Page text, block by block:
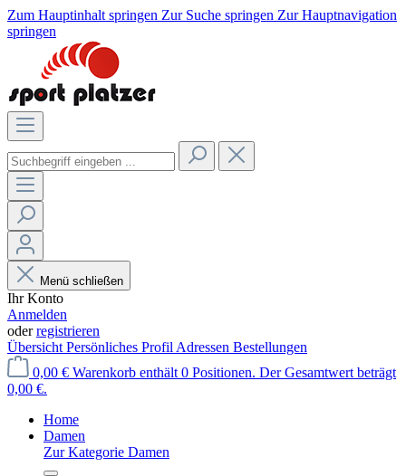
Zum Hauptinhalt springen Zur Suche springen Zur Hauptnavigation
springen
Menü schließen
Ihr Konto
Anmelden
oderregistrieren
Übersicht Persönliches Profil Adressen Bestellungen
0,00 € Warenkorb enthält 0 Positionen. Der Gesamtwert beträgt
0,00 €.
Home
Damen
Zur Kategorie Damen